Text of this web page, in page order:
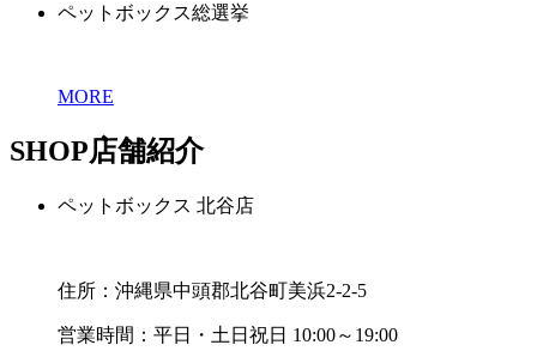
ペットボックス総選挙
MORE
SHOP店舗紹介
ペットボックス 北谷店
住所：沖縄県中頭郡北谷町美浜2-2-5
営業時間：平日・土日祝日 10:00～19:00